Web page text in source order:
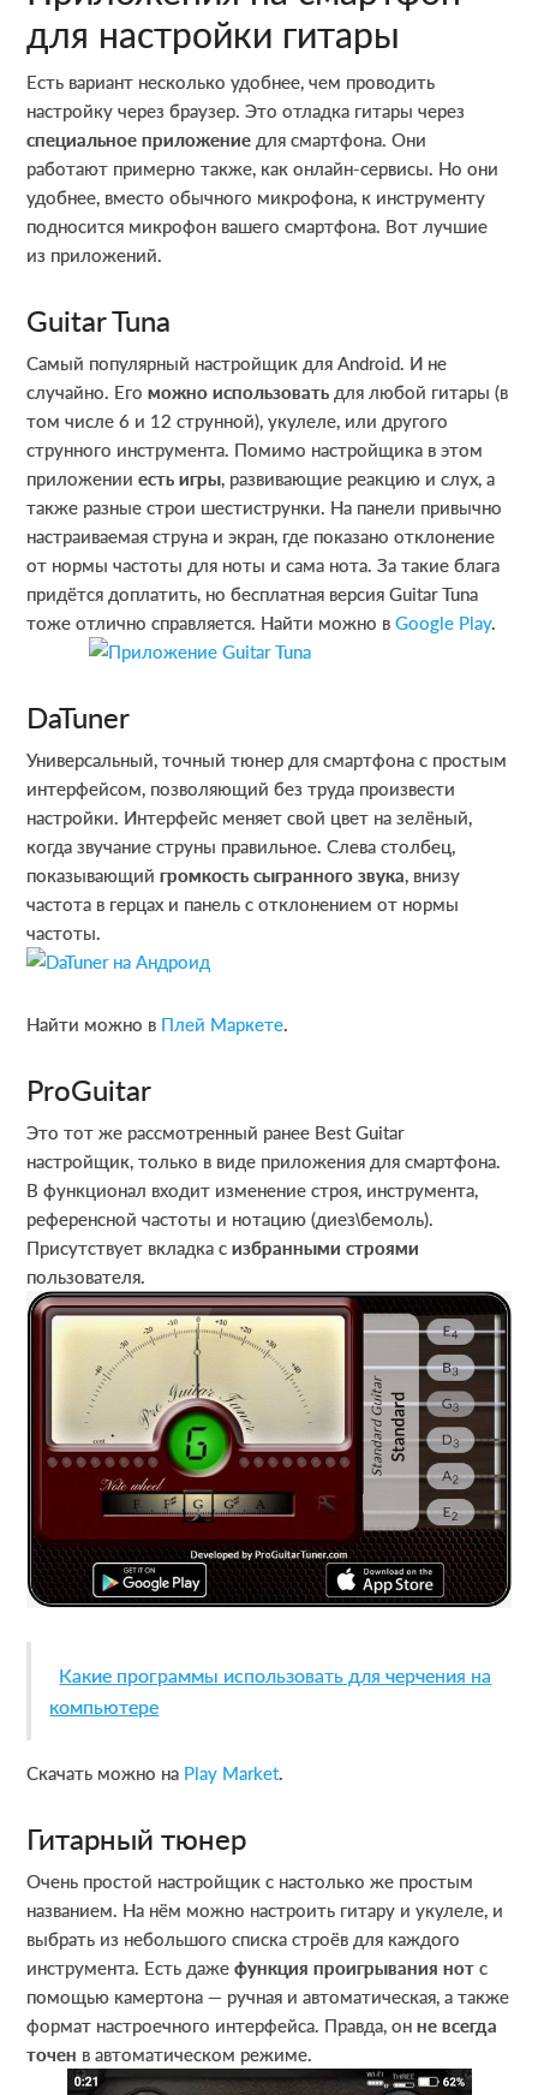
для настройки гитары
Есть вариант несколько удобнее, чем проводить
настройку через браузер. Это отладка гитары через
специальное приложение для смартфона. Они
работают примерно также, как онлайн-сервисы. Но они
удобнее, вместо обычного микрофона, к инструменту
подносится микрофон вашего смартфона. Вот лучшие
из приложений.
Guitar Tuna
Самый популярный настройщик для Android. И не
случайно. Егоможно использовать для любой гитары (в
том числе 6 и 12 струнной), укулеле, или другого
струнного инструмента. Помимо настройщика в этом
приложенииесть игры, развивающие реакцию и слух, а
также разные строи шестиструнки. На панели привычно
настраиваемая струна и экран, где показано отклонение
от нормы частоты для ноты и сама нота. За такие блага
придётся доплатить, но бесплатная версия Guitar Tuna
тоже отлично справляется. Найти можно вGoogle Play.
DaTuner
Универсальный, точный тюнер для смартфона с простым
интерфейсом, позволяющий без труда произвести
настройки. Интерфейс меняет свой цвет на зелёный,
когда звучание струны правильное. Слева столбец,
показывающийгромкость сыгранного звука, внизу
частота в герцах и панель с отклонением от нормы
частоты.
Найти можно в Плей Маркете.
ProGuitar
Это тот же рассмотренный ранее Best Guitar
настройщик, только в виде приложения для смартфона.
В функционал входит изменение строя, инструмента,
референсной частоты и нотацию (диез\бемоль).
Присутствует вкладка сизбранными строями
пользователя.
Какие программы использовать для черчения на
компьютере
Скачать можно на Play Market.
Гитарный тюнер
Очень простой настройщик с настолько же простым
названием. На нём можно настроить гитару и укулеле, и
выбрать из небольшого списка строёв для каждого
инструмента. Есть дажефункция проигрывания нотс
помощью камертона — ручная и автоматическая, а также
формат настроечного интерфейса. Правда, онне всегда
точен в автоматическом режиме.